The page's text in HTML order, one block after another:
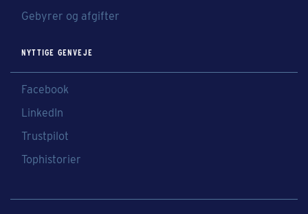
Gebyrer og afgifter
NYTTIGE GENVEJE
Facebook
LinkedIn
Trustpilot
Tophistorier